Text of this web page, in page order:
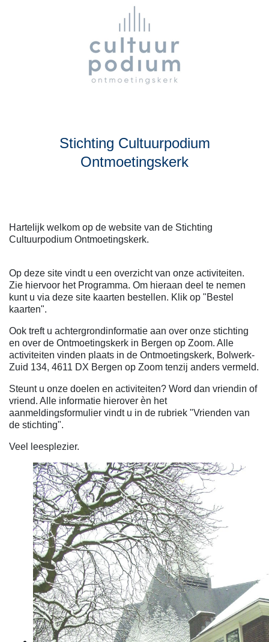
Stichting Cultuurpodium
Ontmoetingskerk
Hartelijk welkom op de website van de Stichting
Cultuurpodium Ontmoetingskerk.
Op deze site vindt u een overzicht van onze activiteiten.
Zie hiervoor het Programma. Om hieraan deel te nemen
kunt u via deze site kaarten bestellen. Klik op "Bestel
kaarten".
Ook treft u achtergrondinformatie aan over onze stichting
en over de Ontmoetingskerk in Bergen op Zoom. Alle
activiteiten vinden plaats in de Ontmoetingskerk, Bolwerk-
Zuid 134, 4611 DX Bergen op Zoom tenzij anders vermeld.
Steunt u onze doelen en activiteiten? Word dan vriendin of
vriend. Alle informatie hierover èn het
aanmeldingsformulier vindt u in de rubriek "Vrienden van
de stichting".
Veel leesplezier.